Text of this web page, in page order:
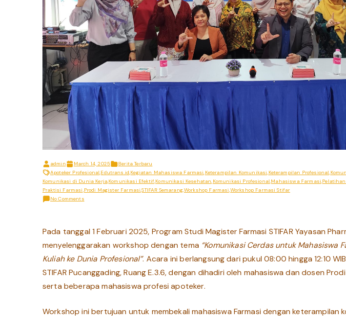
admin March 14, 2025
Berita Terbaru
Apoteker Profesional,Edutrans.id,Kegiatan Mahasiswa Farmasi,Keterampilan Komunikasi,Keterampilan Profesional,
Komunikasi di Dunia Kerja,Komunikasi Efektif,Komunikasi Kesehatan,Komunikasi Profesional,Mahasiswa Farmasi,
Praktisi Farmasi,Prodi Magister Farmasi,STIFAR Semarang,Workshop Farmasi,Workshop Farmasi Stifar
No Commentson
untuk
Mahasiswa
Farmasi:
Dari
Kuliah
ke
di
Pada tanggal 1 Februari 2025, Program Studi Magister Farmasi STIFAR Yayasan
menyelenggarakan workshop dengan tema “Komunikasi Cerdas untuk Mahasiswa
Kuliah ke Dunia Profesional”. Acara ini berlangsung dari pukul 08:00 hingga 12:10
STIFAR Pucanggading, Ruang E.3.6, dengan dihadiri oleh mahasiswa dan dosen
serta beberapa mahasiswa profesi apoteker.
Workshop ini bertujuan untuk membekali mahasiswa Farmasi dengan keterampilan